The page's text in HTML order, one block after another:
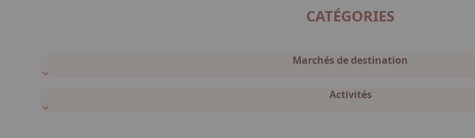
CATÉGORIES
Marchés de destination
Activités